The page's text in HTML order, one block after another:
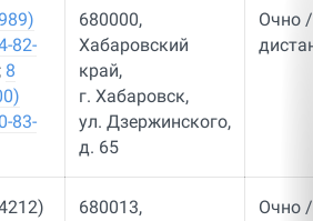
82-
8
83-
680000,
Хабаровский
край,
г. Хабаровск,
ул. Дзержинского,
д. 65
Очно /
680013,
Очно /